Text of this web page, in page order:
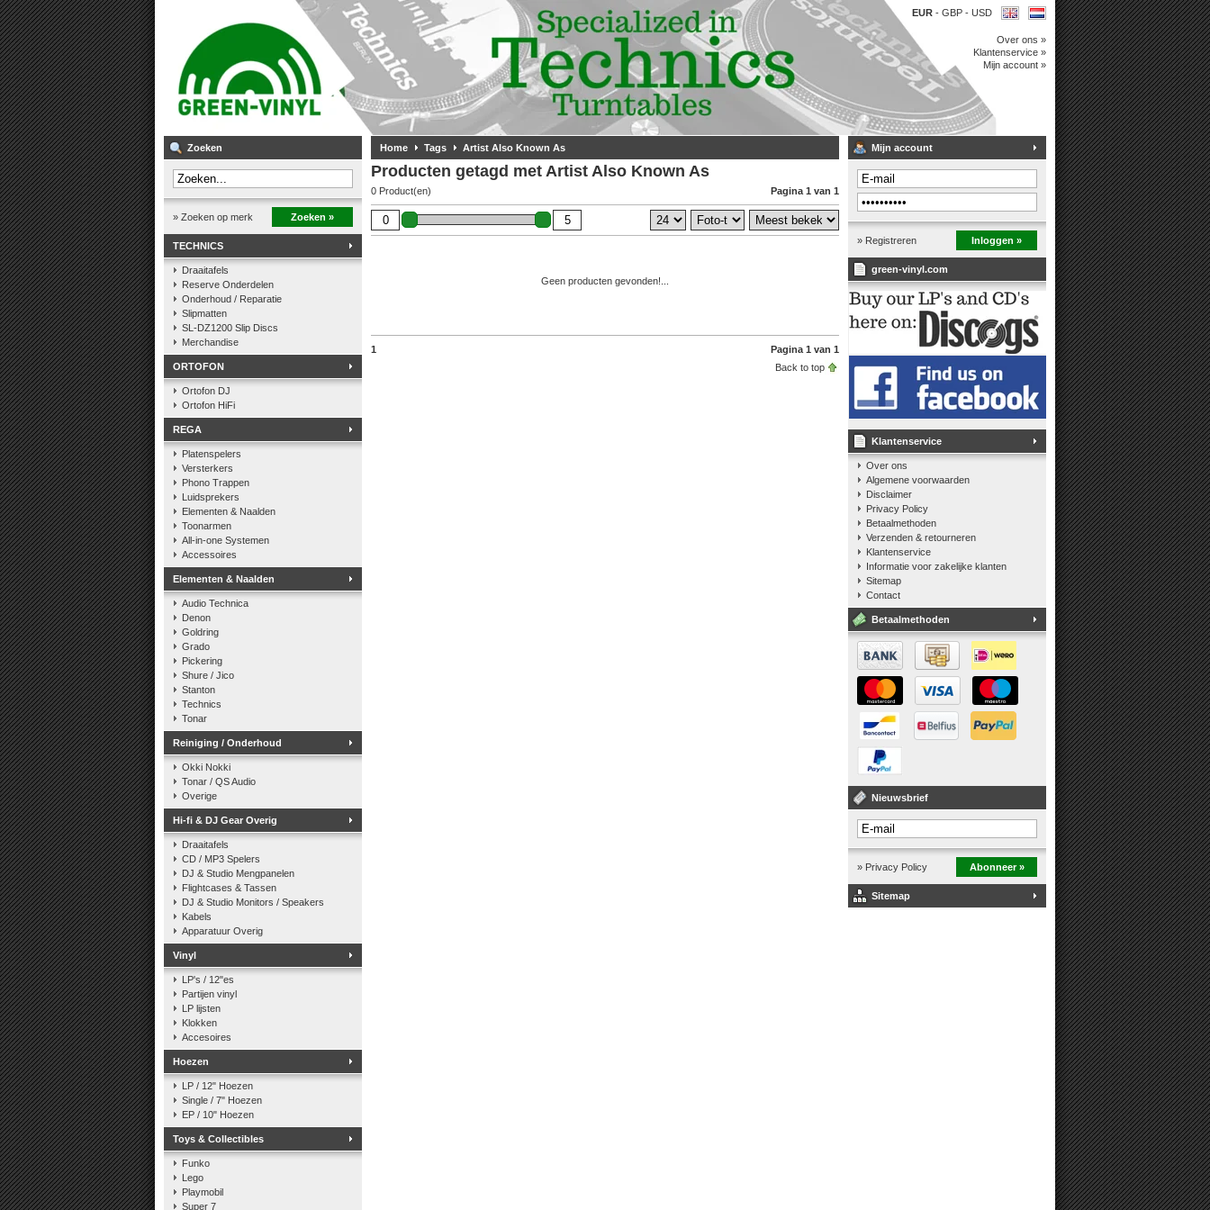
EUR - GBP - USD
Over ons »
Klantenservice »
Mijn account »
Zoeken
» Zoeken op merk Zoeken »
TECHNICS
Draaitafels
Reserve Onderdelen
Onderhoud / Reparatie
Slipmatten
SL-DZ1200 Slip Discs
Merchandise
ORTOFON
Ortofon DJ
Ortofon HiFi
REGA
Platenspelers
Versterkers
Phono Trappen
Luidsprekers
Elementen & Naalden
Toonarmen
All-in-one Systemen
Accessoires
Elementen & Naalden
Audio Technica
Denon
Goldring
Grado
Pickering
Shure / Jico
Stanton
Technics
Tonar
Reiniging / Onderhoud
Okki Nokki
Tonar / QS Audio
Overige
Hi-fi & DJ Gear Overig
Draaitafels
CD / MP3 Spelers
DJ & Studio Mengpanelen
Flightcases & Tassen
DJ & Studio Monitors / Speakers
Kabels
Apparatuur Overig
Vinyl
LP's / 12"es
Partijen vinyl
LP lijsten
Klokken
Accesoires
Hoezen
LP / 12" Hoezen
Single / 7" Hoezen
EP / 10" Hoezen
Toys & Collectibles
Funko
Lego
Playmobil
Super 7
Home Tags Artist Also Known As
Producten getagd met Artist Also Known As
0 Product(en) Pagina 1 van 1
Geen producten gevonden!...
1
Pagina 1 van 1
Back to top
Mijn account
» Registreren Inloggen »
green-vinyl.com
Klantenservice
Over ons
Algemene voorwaarden
Disclaimer
Privacy Policy
Betaalmethoden
Verzenden & retourneren
Klantenservice
Informatie voor zakelijke klanten
Sitemap
Contact
Betaalmethoden
Nieuwsbrief
» Privacy Policy Abonneer »
Sitemap